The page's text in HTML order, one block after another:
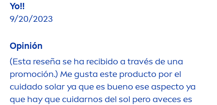
Yo!!
9/20/2023
Opinión
(Esta reseña se ha recibido a través de una
promoción.) Me gusta este producto por el
cuidado solar ya que es bueno ese aspecto ya
que hay que cuidarnos del sol pero aveces es